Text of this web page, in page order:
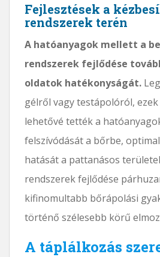
Fejlesztések a
rendszerek terén
A hatóanyagok mellett a
rendszerek fejlődése
oldatok hatékonyságát.
gélről vagy testápolóról,
lehetővé tették a
felszívódását a bőrbe,
hatását a pattanásos
rendszerek fejlődése
kifinomultabb bőrápolási
történő szélesebb körű
A táplálkozás